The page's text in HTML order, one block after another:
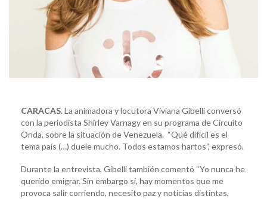
CARACAS.La animadora y locutora Viviana Gibelli conversó
con la periodista Shirley Varnagy en su programa de Circuito
Onda, sobre la situación de Venezuela. “Qué difícil es el
tema país (…) duele mucho. Todos estamos hartos”, expresó.
Durante la entrevista, Gibelli también comentó “Yo nunca he
querido emigrar. Sin embargo sí, hay momentos que me
provoca salir corriendo, necesito paz y noticias distintas,